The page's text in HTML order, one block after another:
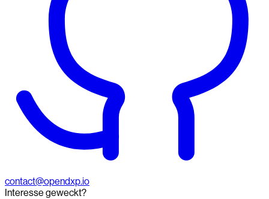
contact@opendxp.io
Interesse geweckt?